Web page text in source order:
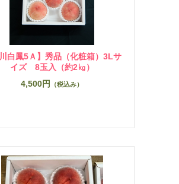
川白鳳5Ａ】秀品（化粧箱）3Lサ
イズ 8玉入（約2㎏）
4,500円
（税込み）